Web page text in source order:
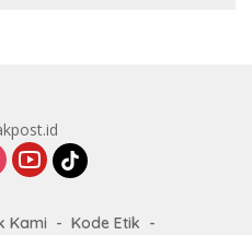
Kami Kode Etik